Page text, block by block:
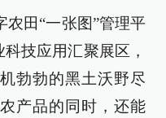
田“一张图”管理平
技应用汇聚展区，
勃勃的黑土沃野尽
产品的同时，还能